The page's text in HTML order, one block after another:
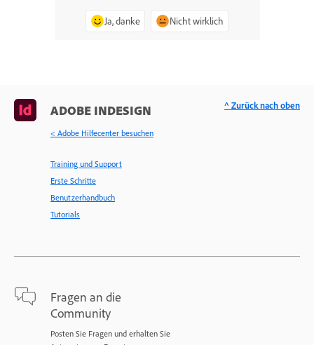
Ja, danke Nicht wirklich
ADOBE INDESIGN
< Adobe Hilfecenter besuchen
Training und Support
Erste Schritte
Benutzerhandbuch
Tutorials
Fragen an die
Community
Posten Sie Fragen und erhalten Sie
^ Zurück nach oben